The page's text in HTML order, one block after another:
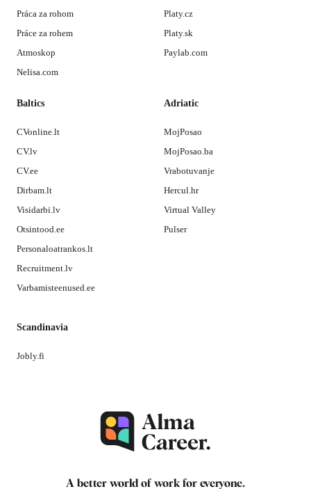
Práca za rohom
Práce za rohem
Atmoskop
Nelisa.com
Platy.cz
Platy.sk
Paylab.com
Baltics
CVonline.lt
CV.lv
CV.ee
Dirbam.lt
Visidarbi.lv
Otsintood.ee
Personaloatrankos.lt
Recruitment.lv
Varbamisteenused.ee
Adriatic
MojPosao
MojPosao.ba
Vrabotuvanje
Hercul.hr
Virtual Valley
Pulser
Scandinavia
Jobly.fi
A better world of work for everyone.